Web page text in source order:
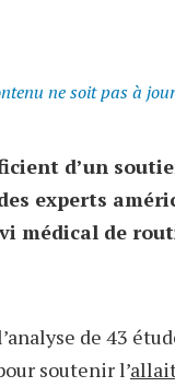
ne soit pas à
d’un
experts
médical de
de 43
soutenir l’